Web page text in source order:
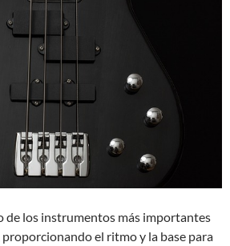
de los instrumentos más importantes
proporcionando el ritmo y la base para